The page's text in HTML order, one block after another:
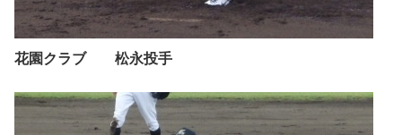
花園クラブ 松永投手